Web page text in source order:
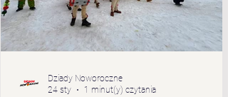
Dziady Noworoczne
24 sty
1 minut(y) czytania